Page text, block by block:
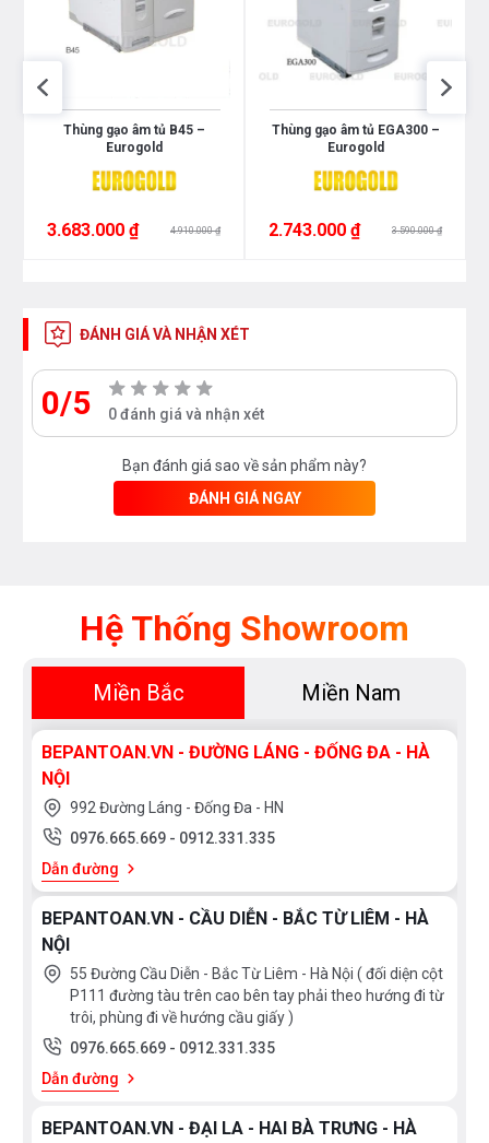
Thùng gạo âm tủ B45 –
Eurogold
3.683.000 ₫ 4.910.000 ₫
Thùng gạo âm tủ EGA300 –
Eurogold
2.743.000 ₫ 3.590.000 ₫
ĐÁNH GIÁ VÀ NHẬN XÉT
0/5 0 đánh giá và nhận xét
Bạn đánh giá sao về sản phẩm này?
ĐÁNH GIÁ NGAY
Hệ Thống Showroom
Miền Bắc Miền Nam
BEPANTOAN.VN - ĐƯỜNG LÁNG - ĐỐNG ĐA - HÀ
NỘI
992 Đường Láng - Đống Đa - HN
0976.665.669 - 0912.331.335
Dẫn đường
BEPANTOAN.VN - CẦU DIỄN - BẮC TỪ LIÊM - HÀ
NỘI
55 Đường Cầu Diễn - Bắc Từ Liêm - Hà Nội ( đối diện cột
P111 đường tàu trên cao bên tay phải theo hướng đi từ
trôi, phùng đi về hướng cầu giấy )
0976.665.669 - 0912.331.335
Dẫn đường
BEPANTOAN.VN - ĐẠI LA - HAI BÀ TRƯNG - HÀ